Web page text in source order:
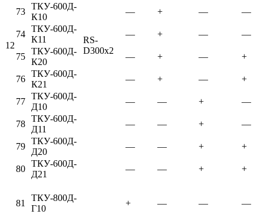
12
RS-
D300x2
73
ТКУ-600Д-
К10
— + — —
74
ТКУ-600Д-
К11
— + — —
75
ТКУ-600Д-
К20
— + — +
76
ТКУ-600Д-
К21
— + — +
77
ТКУ-600Д-
Д10
— — + —
78
ТКУ-600Д-
Д11
— — + —
79
ТКУ-600Д-
Д20
— — + +
80
ТКУ-600Д-
Д21
— — + +
81
ТКУ-800Д-
Г10
+ — — —